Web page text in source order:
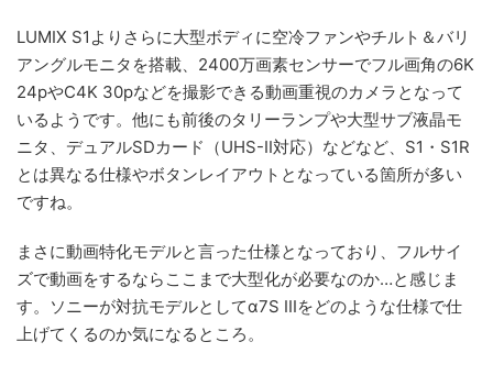
LUMIX S1よりさらに大型ボディに空冷ファンやチルト＆バリ
アングルモニタを搭載、2400万画素センサーでフル画角の6K
24pやC4K 30pなどを撮影できる動画重視のカメラとなって
いるようです。他にも前後のタリーランプや大型サブ液晶モ
ニタ、デュアルSDカード（UHS-II対応）などなど、S1・S1R
とは異なる仕様やボタンレイアウトとなっている箇所が多い
ですね。
まさに動画特化モデルと言った仕様となっており、フルサイ
ズで動画をするならここまで大型化が必要なのか…と感じま
す。ソニーが対抗モデルとしてα7S IIIをどのような仕様で仕
上げてくるのか気になるところ。